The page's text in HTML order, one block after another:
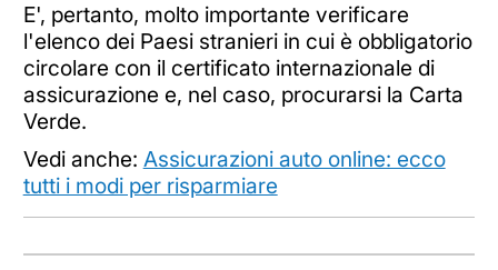
E', pertanto, molto importante verificare
l'elenco dei Paesi stranieri in cui è obbligatorio
circolare con il certificato internazionale di
assicurazione e, nel caso, procurarsi la Carta
Verde.
Vedi anche: Assicurazioni auto online: ecco
tutti i modi per risparmiare